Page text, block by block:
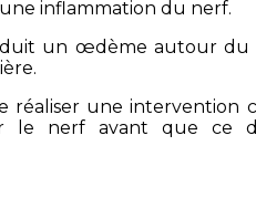
inflammation du nerf.
un œdème autour
réaliser une intervention
le nerf avant que ce